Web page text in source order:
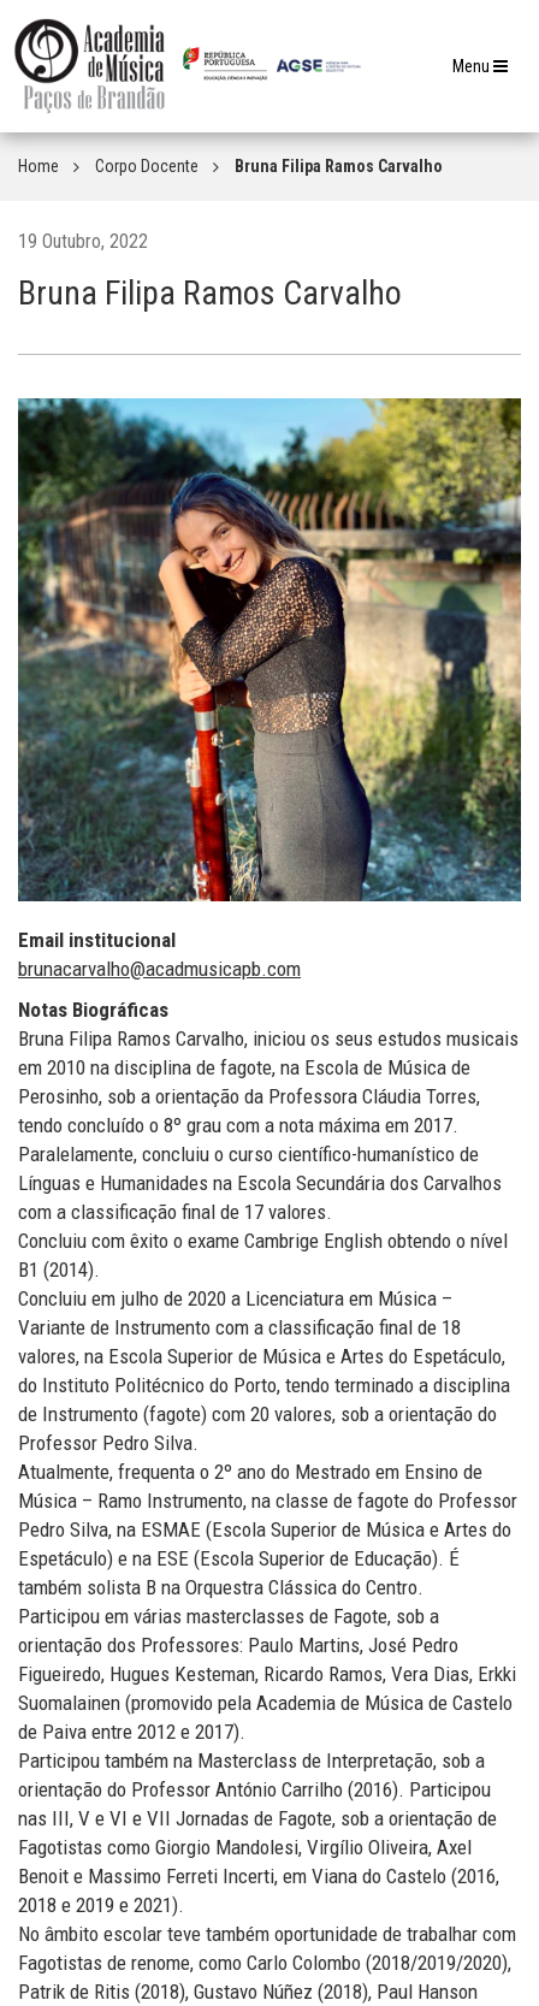
Toggle
Menu
Home Corpo Docente Bruna Filipa Ramos Carvalho
19 Outubro, 2022
Bruna Filipa Ramos Carvalho
Email institucional
brunacarvalho@acadmusicapb.com
Notas Biográficas
Bruna Filipa Ramos Carvalho, iniciou os seus estudos musicais
em 2010 na disciplina de fagote, na Escola de Música de
Perosinho, sob a orientação da Professora Cláudia Torres,
tendo concluído o 8º grau com a nota máxima em 2017.
Paralelamente, concluiu o curso científico-humanístico de
Línguas e Humanidades na Escola Secundária dos Carvalhos
com a classificação final de 17 valores.
Concluiu com êxito o exame Cambrige English obtendo o nível
B1 (2014).
Concluiu em julho de 2020 a Licenciatura em Música –
Variante de Instrumento com a classificação final de 18
valores, na Escola Superior de Música e Artes do Espetáculo,
do Instituto Politécnico do Porto, tendo terminado a disciplina
de Instrumento (fagote) com 20 valores, sob a orientação do
Professor Pedro Silva.
Atualmente, frequenta o 2º ano do Mestrado em Ensino de
Música – Ramo Instrumento, na classe de fagote do Professor
Pedro Silva, na ESMAE (Escola Superior de Música e Artes do
Espetáculo) e na ESE (Escola Superior de Educação). É
também solista B na Orquestra Clássica do Centro.
Participou em várias masterclasses de Fagote, sob a
orientação dos Professores: Paulo Martins, José Pedro
Figueiredo, Hugues Kesteman, Ricardo Ramos, Vera Dias, Erkki
Suomalainen (promovido pela Academia de Música de Castelo
de Paiva entre 2012 e 2017).
Participou também na Masterclass de Interpretação, sob a
orientação do Professor António Carrilho (2016). Participou
nas III, V e VI e VII Jornadas de Fagote, sob a orientação de
Fagotistas como Giorgio Mandolesi, Virgílio Oliveira, Axel
Benoit e Massimo Ferreti Incerti, em Viana do Castelo (2016,
2018 e 2019 e 2021).
No âmbito escolar teve também oportunidade de trabalhar com
Fagotistas de renome, como Carlo Colombo (2018/2019/2020),
Patrik de Ritis (2018), Gustavo Núñez (2018), Paul Hanson